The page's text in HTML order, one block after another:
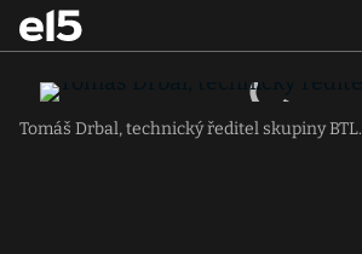
Tomáš Drbal, technický ředitel skupiny BTL.